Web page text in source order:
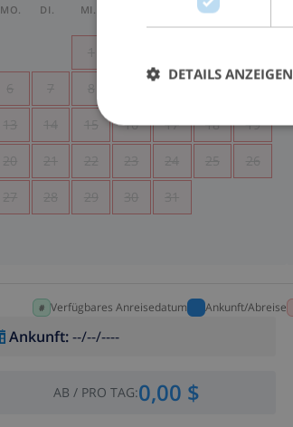
MO. DI. MI. SA.
1
6 7 8
13 14 15 16 17 18 19
20 21 22 23 24 25 26
27 28 29 30 31
Verfügbares Anreisedatum Ankunft/Abreise
Ankunft:--/--/----
AB / PRO TAG:0,00 $
DETAILS ANZEIGEN